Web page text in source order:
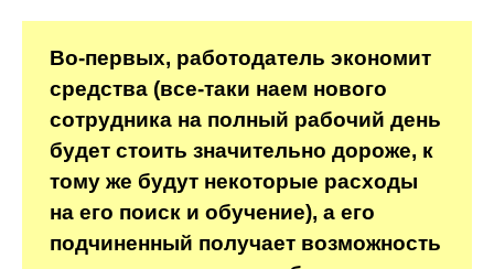
Во-первых, работодатель экономит
средства (все-таки наем нового
сотрудника на полный рабочий день
будет стоить значительно дороже, к
тому же будут некоторые расходы
на его поиск и обучение), а его
подчиненный получает возможность